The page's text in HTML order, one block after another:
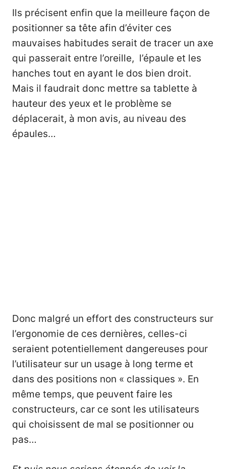
Ils précisent enfin que la meilleure façon de
positionner sa tête afin d’éviter ces
mauvaises habitudes serait de tracer un axe
qui passerait entre l’oreille, l’épaule et les
hanches tout en ayant le dos bien droit.
Mais il faudrait donc mettre sa tablette à
hauteur des yeux et le problème se
déplacerait, à mon avis, au niveau des
épaules…
Donc malgré un effort des constructeurs sur
l’ergonomie de ces dernières, celles-ci
seraient potentiellement dangereuses pour
l’utilisateur sur un usage à long terme et
dans des positions non « classiques ». En
même temps, que peuvent faire les
constructeurs, car ce sont les utilisateurs
qui choisissent de mal se positionner ou
pas…